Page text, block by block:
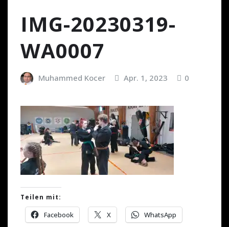
IMG-20230319-
WA0007
Muhammed Kocer Apr. 1, 2023 0
Teilen mit:
Facebook X WhatsApp